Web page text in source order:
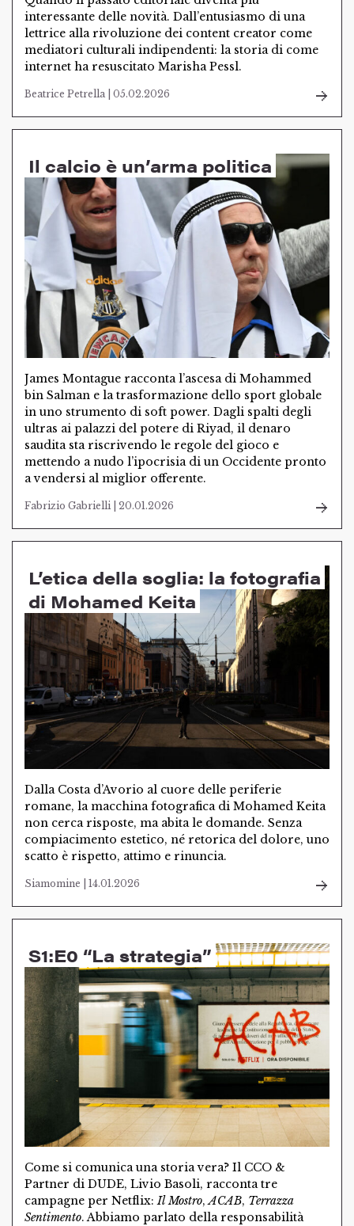
interessante delle novità. Dall’entusiasmo di una
lettrice alla rivoluzione dei content creator come
mediatori culturali indipendenti: la storia di come
internet ha resuscitato Marisha Pessl.
Beatrice Petrella | 05.02.2026
Il calcio è un’arma politica
James Montague racconta l’ascesa di Mohammed
bin Salman e la trasformazione dello sport globale
in uno strumento di soft power. Dagli spalti degli
ultras ai palazzi del potere di Riyad, il denaro
saudita sta riscrivendo le regole del gioco e
mettendo a nudo l’ipocrisia di un Occidente pronto
a vendersi al miglior offerente.
Fabrizio Gabrielli | 20.01.2026
L’etica della soglia: la fotografia
di Mohamed Keita
Dalla Costa d’Avorio al cuore delle periferie
romane, la macchina fotografica di Mohamed Keita
non cerca risposte, ma abita le domande. Senza
compiacimento estetico, né retorica del dolore, uno
scatto è rispetto, attimo e rinuncia.
Siamomine | 14.01.2026
S1:E0 “La strategia”
Come si comunica una storia vera? Il CCO &
Partner di DUDE, Livio Basoli, racconta tre
campagne per Netflix:Il Mostro,ACAB, Terrazza
Sentimento. Abbiamo parlato della responsabilità